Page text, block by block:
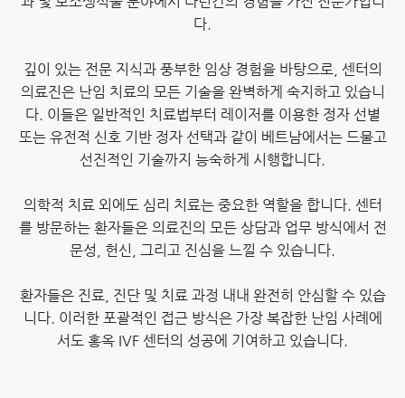
다.
깊이 있는 전문 지식과 풍부한 임상 경험을 바탕으로, 센터의
의료진은 난임 치료의 모든 기술을 완벽하게 숙지하고 있습니
다. 이들은 일반적인 치료법부터 레이저를 이용한 정자 선별
또는 유전적 신호 기반 정자 선택과 같이 베트남에서는 드물고
선진적인 기술까지 능숙하게 시행합니다.
의학적 치료 외에도 심리 치료는 중요한 역할을 합니다. 센터
를 방문하는 환자들은 의료진의 모든 상담과 업무 방식에서 전
문성, 헌신, 그리고 진심을 느낄 수 있습니다.
환자들은 진료, 진단 및 치료 과정 내내 완전히 안심할 수 있습
니다. 이러한 포괄적인 접근 방식은 가장 복잡한 난임 사례에
서도 홍옥 IVF 센터의 성공에 기여하고 있습니다.